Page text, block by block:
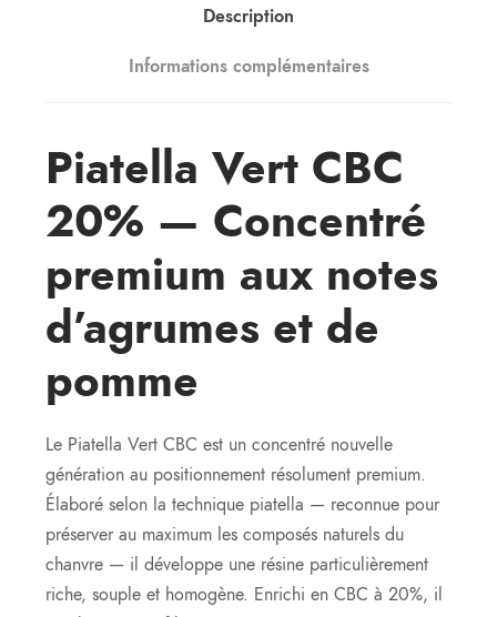
Description
Informations complémentaires
Piatella Vert CBC
20% — Concentré
premium aux notes
d’agrumes et de
pomme
Le Piatella Vert CBC est un concentré nouvelle
génération au positionnement résolument premium.
Élaboré selon la technique piatella — reconnue pour
préserver au maximum les composés naturels du
chanvre — il développe une résine particulièrement
riche, souple et homogène. Enrichi en CBC à 20%, il